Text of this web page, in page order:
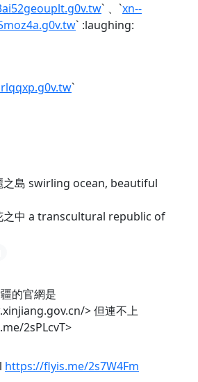
` 、`xn--
` :laughing:
`
之島 swirling ocean, beautiful
之中 a transcultural republic of
的官網是
> 但連不上
2sPLcvT>
https://flyis.me/2s7W4Fm